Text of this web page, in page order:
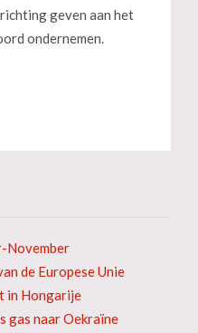
geven aan het
ondernemen.
November
de Europese Unie
in Hongarije
gas naar Oekraïne